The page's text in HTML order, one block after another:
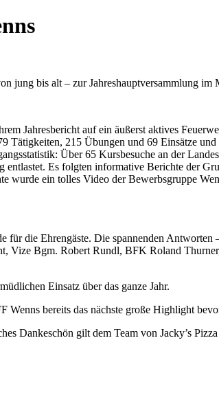
jung bis alt – zur Jahreshauptversammlung im
Jahresbericht auf ein äußerst aktives
Tätigkeiten, 215 Übungen und 69 Einsätze
Über 65 Kursbesuche an der
Es folgten informative Berichte der
wurde ein tolles Video der Bewerbsgruppe
die Ehrengäste. Die spannenden
Vize Bgm. Robert Rundl, BFK Roland
Einsatz über das ganze Jahr.
Wenns bereits das nächste große Highlight
Dankeschön gilt dem Team von Jacky’s